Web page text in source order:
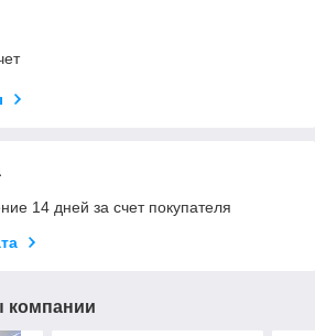
14 дней за счет покупателя
компании